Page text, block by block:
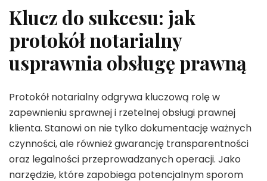
Klucz do sukcesu: jak
protokół notarialny
usprawnia obsługę prawną
Protokół notarialny odgrywa kluczową rolę w
zapewnieniu sprawnej i rzetelnej obsługi prawnej
klienta. Stanowi on nie tylko dokumentację ważnych
czynności, ale również gwarancję transparentności
oraz legalności przeprowadzanych operacji. Jako
narzędzie, które zapobiega potencjalnym sporom